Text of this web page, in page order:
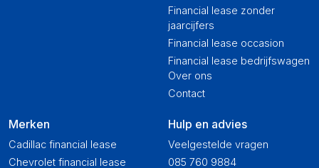
Merken
Cadillac financial lease
Chevrolet financial lease
Financial lease zonder
jaarcijfers
Financial lease occasion
Financial lease bedrijfswagen
Over ons
Contact
Hulp en advies
Veelgestelde vragen
085 760 9884